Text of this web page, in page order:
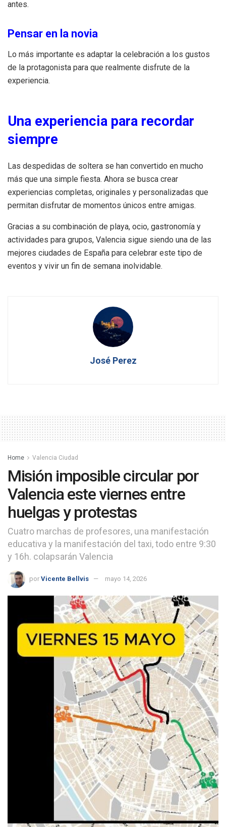
antes.
Pensar en la novia
Lo más importante es adaptar la celebración a los gustos
de la protagonista para que realmente disfrute de la
experiencia.
Una experiencia para recordar
siempre
Las despedidas de soltera se han convertido en mucho
más que una simple fiesta. Ahora se busca crear
experiencias completas, originales y personalizadas que
permitan disfrutar de momentos únicos entre amigas.
Gracias a su combinación de playa, ocio, gastronomía y
actividades para grupos, Valencia sigue siendo una de las
mejores ciudades de España para celebrar este tipo de
eventos y vivir un fin de semana inolvidable.
José Perez
Home Valencia Ciudad
Misión imposible circular por
Valencia este viernes entre
huelgas y protestas
Cuatro marchas de profesores, una manifestación
educativa y la manifestación del taxi, todo entre 9:30
y 16h. colapsarán Valencia
por Vicente Bellvis mayo 14, 2026